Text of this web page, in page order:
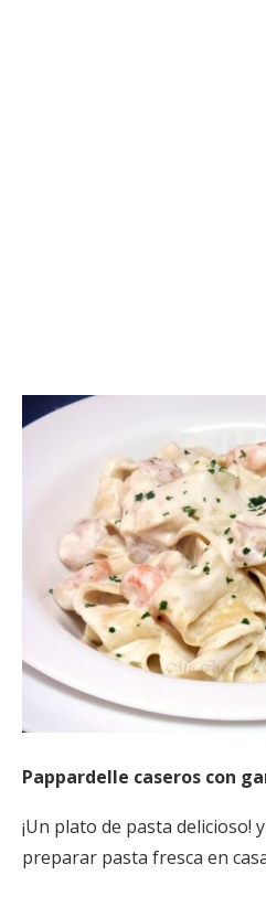
Pappardelle caseros con
¡Un plato de pasta delicioso!
preparar pasta fresca en